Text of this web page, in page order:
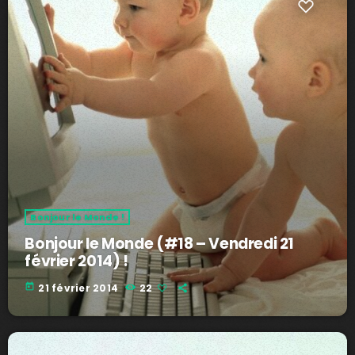
Bonjour le Monde !
Bonjour le Monde (#18 – Vendredi 21
février 2014) !
today 21 février 2014 22